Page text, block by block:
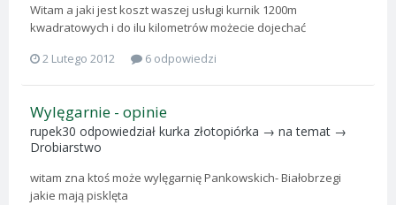
Witam a jaki jest koszt waszej usługi kurnik 1200m
kwadratowych i do ilu kilometrów możecie dojechać
2 Lutego 2012
6 odpowiedzi
Wylęgarnie - opinie
rupek30 odpowiedział kurka złotopiórka → na temat →
Drobiarstwo
witam zna ktoś może wylęgarnię Pankowskich- Białobrzegi
jakie mają pisklęta